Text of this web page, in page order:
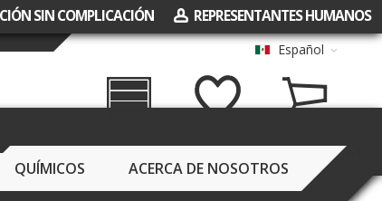
SIN COMPLICACIÓN REPRESENTANTES HUMANOS
Español
QUÍMICOS ACERCA DE NOSOTROS